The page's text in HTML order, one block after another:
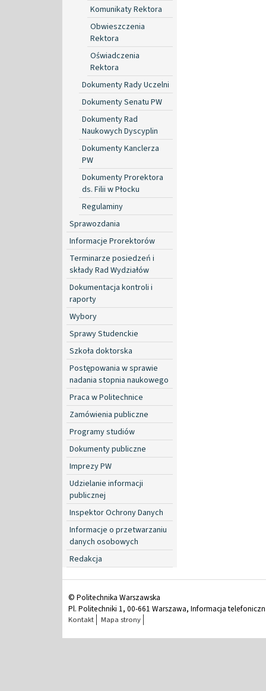
Komunikaty Rektora
Obwieszczenia
Rektora
Oświadczenia
Rektora
Dokumenty Rady Uczelni
Dokumenty Senatu PW
Dokumenty Rad
Naukowych Dyscyplin
Dokumenty Kanclerza
PW
Dokumenty Prorektora
ds. Filii w Płocku
Regulaminy
Sprawozdania
Informacje Prorektorów
Terminarze posiedzeń i
składy Rad Wydziałów
Dokumentacja kontroli i
raporty
Wybory
Sprawy Studenckie
Szkoła doktorska
Postępowania w sprawie
nadania stopnia naukowego
Praca w Politechnice
Zamówienia publiczne
Programy studiów
Dokumenty publiczne
Imprezy PW
Udzielanie informacji
publicznej
Inspektor Ochrony Danych
Informacje o przetwarzaniu
danych osobowych
Redakcja
© Politechnika Warszawska
Pl. Politechniki 1, 00-661 Warszawa, Informacja
Kontakt Mapa strony